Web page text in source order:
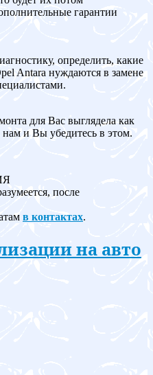
гарантии
определить, какие
Antara нуждаются в замене
для Вас выглядела как
и Вы убедитесь в этом.
после
в контактах.
на авто